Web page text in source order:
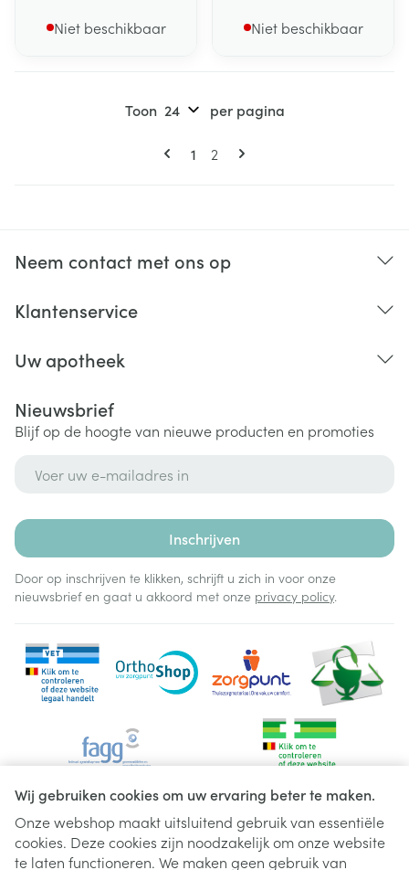
Wij gebruiken cookies om uw ervaring beter te maken.
Onze webshop maakt uitsluitend gebruik van essentiële
cookies. Deze cookies zijn noodzakelijk om onze website
te laten functioneren. We maken geen gebruik van
Niet beschikbaar Niet beschikbaar
Pagina's
U lees momenteel pagina
1 Pagina
2
Toon per pagina
Neem contact met ons op
Klantenservice
Uw apotheek
Nieuwsbrief
Blijf op de hoogte van nieuwe producten en promoties
Inschrijven
Door op inschrijven te klikken, schrijft u zich in voor onze
nieuwsbrief en gaat u akkoord met onze privacy policy.
Juridische links